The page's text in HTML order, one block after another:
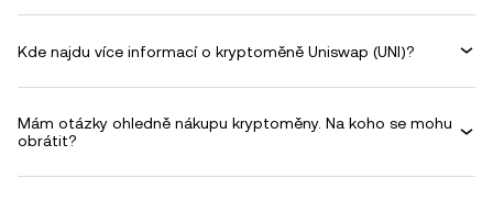
Kde najdu více informací o kryptoměně Uniswap (UNI)?
Mám otázky ohledně nákupu kryptoměny. Na koho se mohu
obrátit?